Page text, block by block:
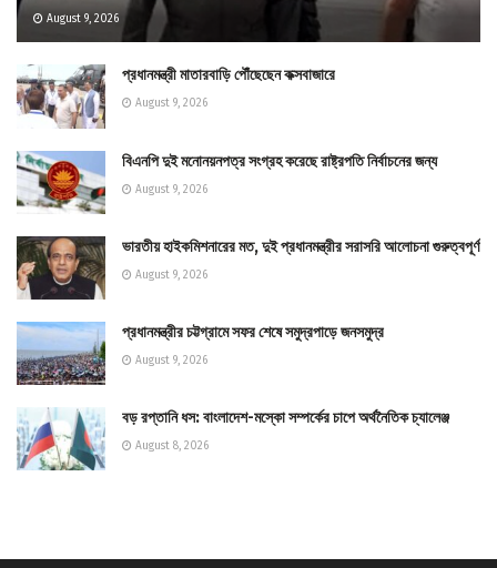
August 9, 2026
প্রধানমন্ত্রী মাতারবাড়ি পৌঁছেছেন কক্সবাজারে
August 9, 2026
বিএনপি দুই মনোনয়নপত্র সংগ্রহ করেছে রাষ্ট্রপতি নির্বাচনের জন্য
August 9, 2026
ভারতীয় হাইকমিশনারের মত, দুই প্রধানমন্ত্রীর সরাসরি আলোচনা গুরুত্বপূর্ণ
August 9, 2026
প্রধানমন্ত্রীর চট্টগ্রামে সফর শেষে সমুদ্রপাড়ে জনসমুদ্র
August 9, 2026
বড় রপ্তানি ধস: বাংলাদেশ-মস্কো সম্পর্কের চাপে অর্থনৈতিক চ্যালেঞ্জ
August 8, 2026